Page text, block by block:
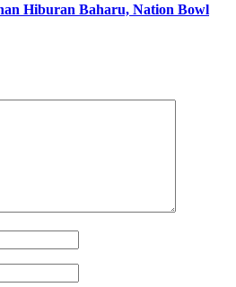
Hiburan Baharu, Nation Bowl